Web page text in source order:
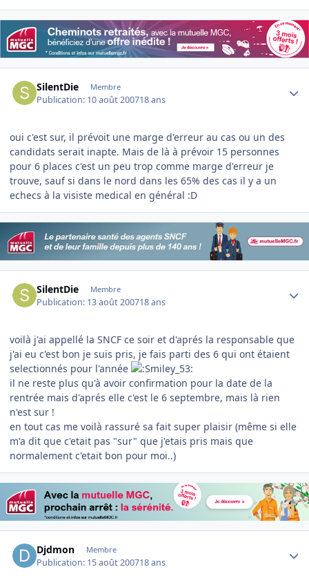
SilentDie Membre
Publication: 10 août 200718 ans
oui c'est sur, il prévoit une marge d'erreur au cas ou un des
candidats serait inapte. Mais de là à prévoir 15 personnes
pour 6 places c'est un peu trop comme marge d'erreur je
trouve, sauf si dans le nord dans les 65% des cas il y a un
echecs à la visiste medical en général :D
SilentDie Membre
Publication: 13 août 200718 ans
voilà j'ai appellé la SNCF ce soir et d'aprés la responsable que
j'ai eu c'est bon je suis pris, je fais parti des 6 qui ont étaient
selectionnés pour l'année
il ne reste plus qu'à avoir confirmation pour la date de la
rentrée mais d'aprés elle c'est le 6 septembre, mais là rien
n'est sur !
en tout cas me voilà rassuré sa fait super plaisir (même si elle
m'a dit que c'etait pas "sur" que j'etais pris mais que
normalement c'etait bon pour moi..)
Djdmon Membre
Publication: 15 août 200718 ans